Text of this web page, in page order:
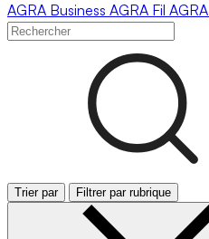
AGRA Business AGRA Fil AGRA
Trier par Filtrer par rubrique